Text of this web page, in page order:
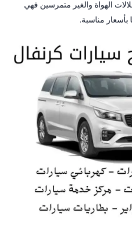
الهواة والغير متمرسين فهي
بأسعار مناسبة.